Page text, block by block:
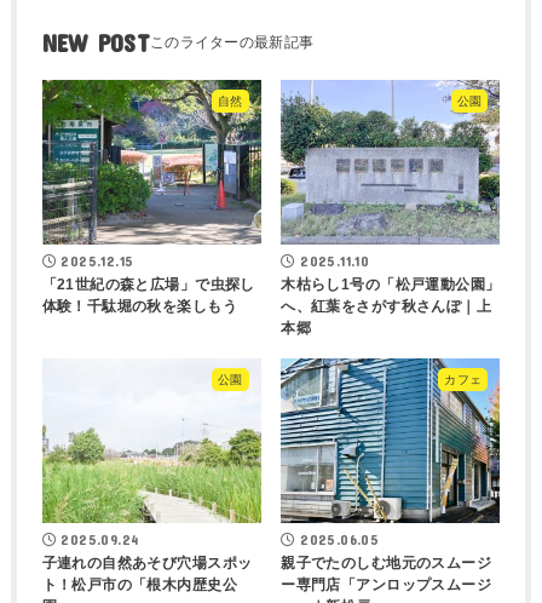
NEW POST
自然
2025.12.15
「21世紀の森と広場」で虫探し
体験！千駄堀の秋を楽しもう
公園
2025.11.10
木枯らし1号の「松戸運動公園」
へ、紅葉をさがす秋さんぽ｜上
本郷
公園
2025.09.24
子連れの自然あそび穴場スポッ
ト！松戸市の「根木内歴史公
カフェ
2025.06.05
親子でたのしむ地元のスムージ
ー専門店「アンロップスムージ